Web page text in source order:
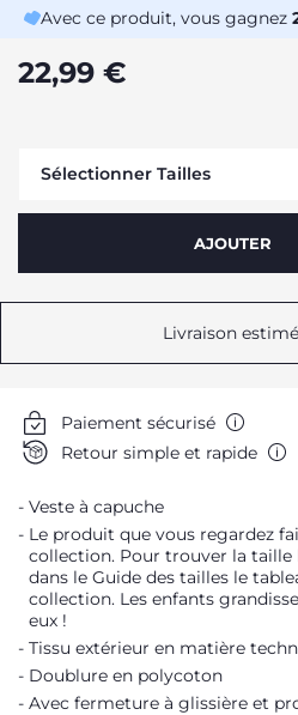
Avec ce produit, vous gagnez
22,99 €
Sélectionner Tailles
AJOUTER
Livraison
Paiement sécurisé
Retour simple et rapide
Veste à capuche
Le produit que vous regardez
collection. Pour trouver la taille
dans le Guide des tailles le
collection. Les enfants
eux !
Tissu extérieur en matière
Doublure en polycoton
Avec fermeture à glissière et